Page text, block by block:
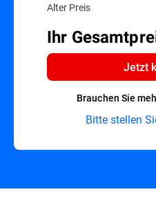
Alter Preis
Ihr
Jetzt
Brauchen Sie
Bitte stellen